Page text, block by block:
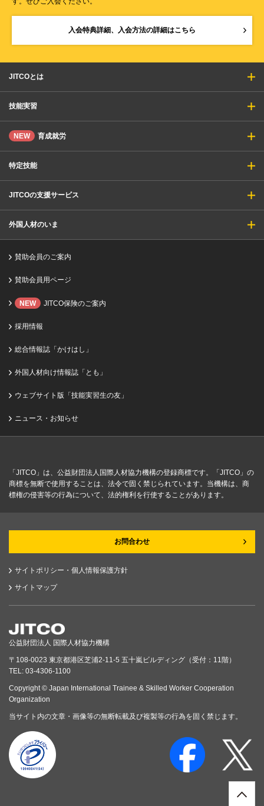
入会特典詳細、入会方法の詳細はこちら
JITCOとは
技能実習
NEW 育成就労
特定技能
JITCOの支援サービス
外国人材のいま
賛助会員のご案内
賛助会員用ページ
NEW JITCO保険のご案内
採用情報
総合情報誌「かけはし」
外国人材向け情報誌「とも」
ウェブサイト版「技能実習生の友」
ニュース・お知らせ
「JITCO」は、公益財団法人国際人材協力機構の登録商標です。「JITCO」の
商標を無断で使用することは、法令で固く禁じられています。当機構は、商
標権の侵害等の行為について、法的権利を行使することがあります。
お問合わせ
サイトポリシー・個人情報保護方針
サイトマップ
公益財団法人 国際人材協力機構
〒108-0023 東京都港区芝浦2-11-5 五十嵐ビルディング（受付：11階）
TEL: 03-4306-1100
Copyright © Japan International Trainee & Skilled Worker Cooperation
Organization
当サイト内の文章・画像等の無断転載及び複製等の行為を固く禁じます。